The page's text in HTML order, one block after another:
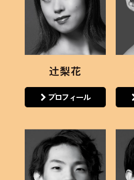
辻梨花
プロフィール